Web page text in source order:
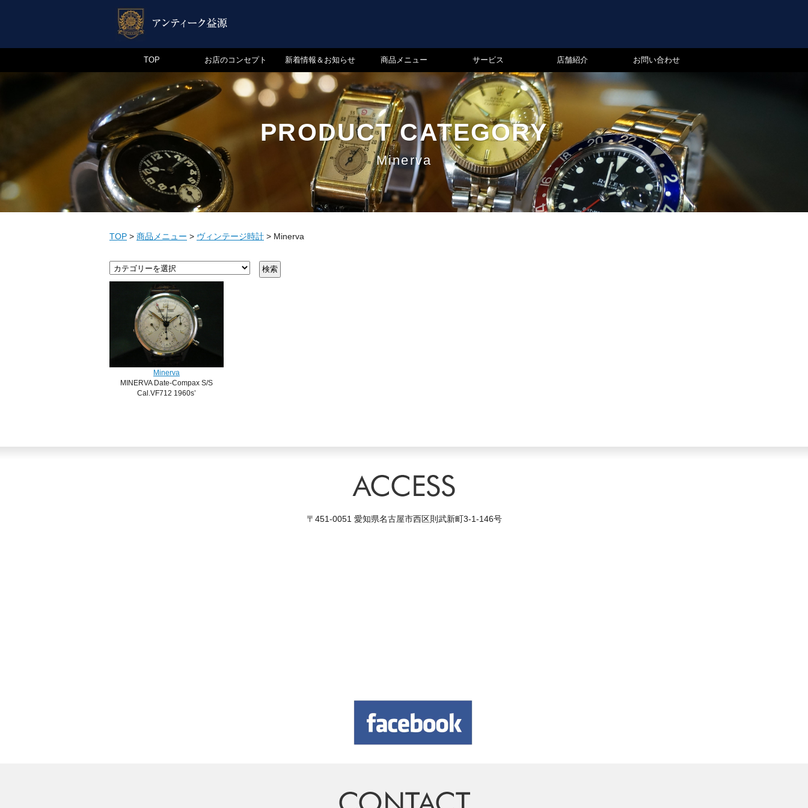
TOP お店のコンセプト 新着情報＆お知らせ 商品メニュー サービス 店舗紹介 お問い合わせ
PRODUCT CATEGORY
Minerva
TOP > 商品メニュー > ヴィンテージ時計 > Minerva
Minerva
MINERVA Date-Compax S/S
Cal.VF712 1960s’
〒451-0051 愛知県名古屋市西区則武新町3-1-146号